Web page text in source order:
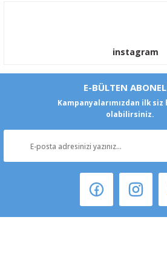
instagram
E-BÜLTEN
Kampanyalarımızdan ilk
olabilirsiniz.